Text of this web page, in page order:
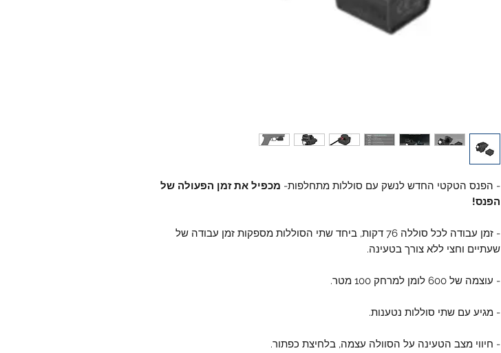
- הפנס הטקטי החדש לנשק עם סוללות מתחלפות- מכפיל את זמן הפעולה של
הפנס!
- זמן עבודה לכל סוללה 76 דקות, ביחד שתי הסוללות מספקות זמן עבודה של
שעתיים וחצי ללא צורך בטעינה.
- עוצמה של 600 לומן למרחק 100 מטר.
- מגיע עם שתי סוללות נטענות.
- חיווי מצב הטעינה על הסוולה עצמה, בלחיצת כפתור.